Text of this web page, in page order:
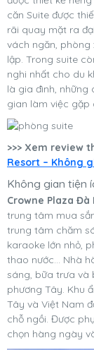
căn Suite được
rãi quay mặt ra
vách ngăn, phòng
lập. Trong suite
nghi nhất cho du
là gia đình, những
gian làm việc gặp
>>> Xem review
Resort – Không
Không gian tiện
Crowne Plaza Đà
trung tâm mua
trung tâm chăm
karaoke lớn nhỏ,
thao nước… Nhà
sáng, bữa trưa và
phương Tây. Khu
Tây và Việt Nam
chỗ ngồi. Được
chọn hàng ngày